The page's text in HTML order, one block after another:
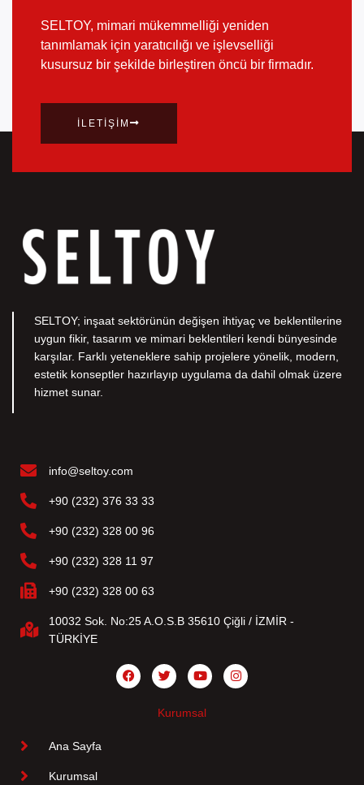
SELTOY, mimari mükemmelliği yeniden
tanımlamak için yaratıcılığı ve işlevselliği
kusursuz bir şekilde birleştiren öncü bir firmadır.
İLETIŞIM
SELTOY; inşaat sektörünün değişen ihtiyaç ve beklentilerine
uygun fikir, tasarım ve mimari beklentileri kendi bünyesinde
karşılar. Farklı yeteneklere sahip projelere yönelik, modern,
estetik konseptler hazırlayıp uygulama da dahil olmak üzere
hizmet sunar.
info@seltoy.com
+90 (232) 376 33 33
+90 (232) 328 00 96
+90 (232) 328 11 97
+90 (232) 328 00 63
10032 Sok. No:25 A.O.S.B 35610 Çiğli / İZMİR -
TÜRKİYE
Kurumsal
Ana Sayfa
Kurumsal